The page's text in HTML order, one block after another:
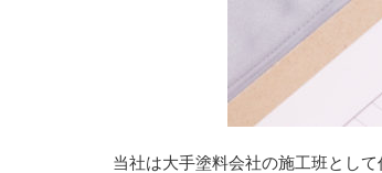
当社は大手塗料会社の施工班として